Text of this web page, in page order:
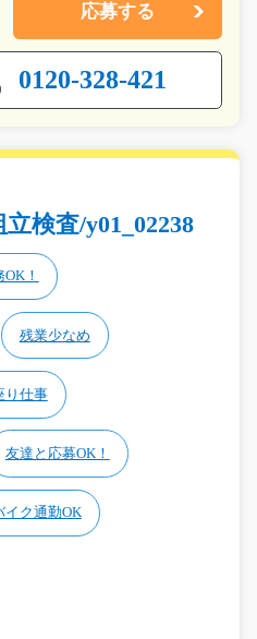
応募する
0120-328-421
検査/y01_02238
！
残業少なめ
り仕事
友達と応募OK！
イク通勤OK